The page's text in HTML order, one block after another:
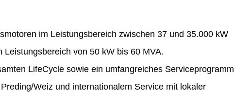
im Leistungsbereich zwischen 37 und 35.000 kW
von 50 kW bis 60 MVA.
LifeCycle sowie ein umfangreiches Serviceprogramm
Weiz und internationalem Service mit lokaler